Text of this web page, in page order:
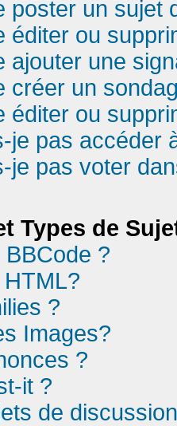
poster un sujet
éditer ou
ajouter une
créer un
éditer ou
je pas accéder
je pas voter
Types de
?
?
Images?
?
it ?
de